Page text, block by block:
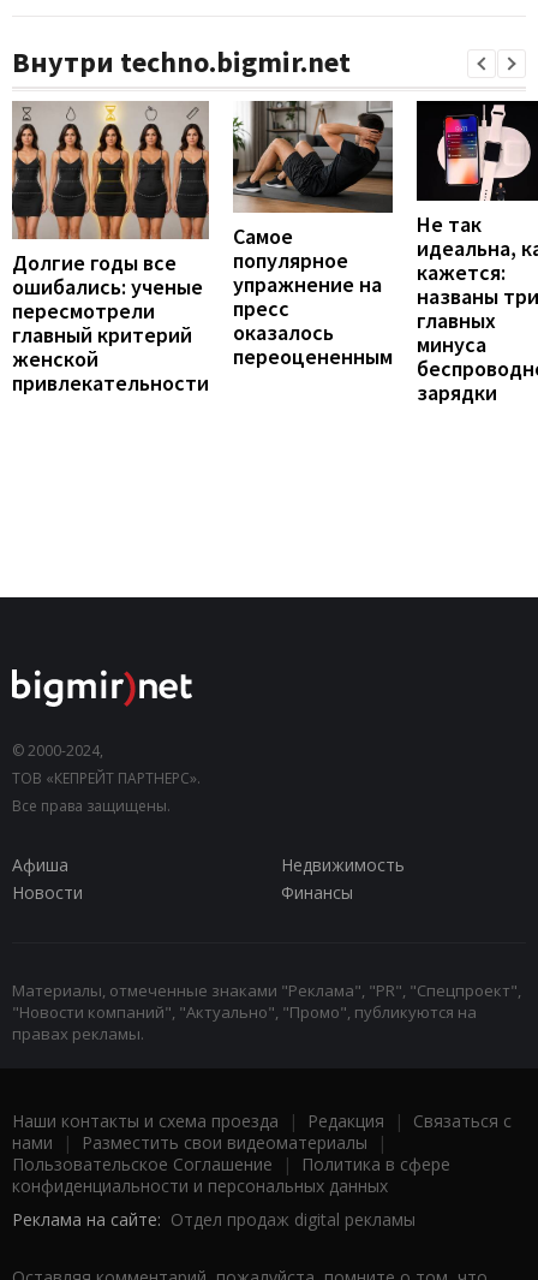
Внутри techno.bigmir.net
Долгие годы все
ошибались: ученые
пересмотрели
главный критерий
женской
привлекательности
Самое
популярное
упражнение на
пресс
оказалось
переоцененным
Не так
идеальна,
кажется:
названы три
главных
минуса
зарядки
© 2000-2024,
ТОВ «КЕПРЕЙТ ПАРТНЕРС».
Все права защищены.
Афиша
Недвижимость
Новости
Финансы
Материалы, отмеченные знаками "Реклама", "PR", "Спецпроект",
"Новости компаний", "Актуально", "Промо", публикуются на
правах рекламы.
Наши контакты и схема проезда | Редакция | Связаться с
нами | Разместить свои видеоматериалы |
Пользовательское Соглашение |
Политика в сфере
конфиденциальности и персональных данных
Реклама на сайте: Отдел продаж digital рекламы